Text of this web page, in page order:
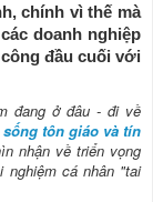
chính vì thế mà
doanh nghiệp
đầu cuối với
đang ở đâu - đi về
tôn giáo và tín
nhận về triển vọng
nghiệm cá nhân "tai